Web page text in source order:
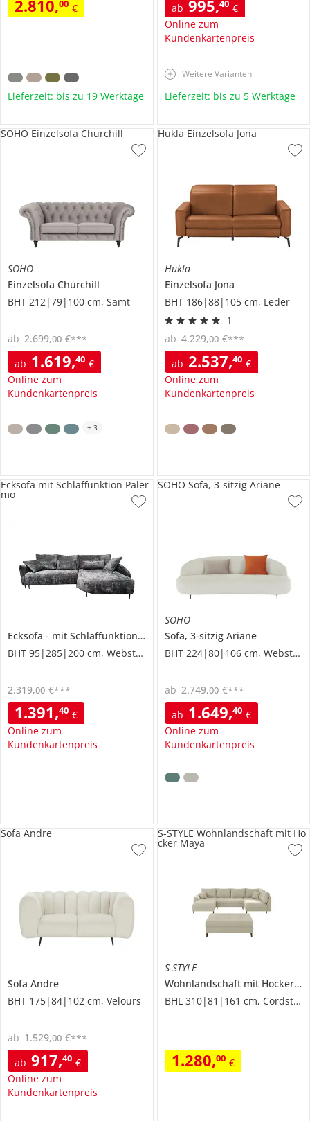
2.810,00 €
Lieferzeit: bis zu 19 Werktage
ab 995,40 €
Online zum
Kundenkartenpreis
Weitere Varianten
Lieferzeit: bis zu 5 Werktage
SOHO
Einzelsofa Churchill
BHT 212|79|100 cm, Samt
ab 1.619,40 €
Online zum
Kundenkartenpreis
ab 2.699,00 €***
SOHO Einzelsofa Churchill
+ 3
Hukla
Einzelsofa Jona
BHT 186|88|105 cm, Leder
1
ab 2.537,40 €
Online zum
Kundenkartenpreis
ab 4.229,00 €***
Hukla Einzelsofa Jona
Ecksofa mit Schlaffunktion
Palermo
BHT 95|285|200 cm, Webstoff
1.391,40 €
Online zum
Kundenkartenpreis
2.319,00 €***
Ecksofa mit Schlaffunktion Paler
mo
SOHO
Sofa, 3-sitzig Ariane
BHT 224|80|106 cm, Webstoff
ab 1.649,40 €
Online zum
Kundenkartenpreis
ab 2.749,00 €***
SOHO Sofa, 3-sitzig Ariane
Sofa Andre
BHT 175|84|102 cm, Velours
ab 917,40 €
Online zum
Kundenkartenpreis
ab 1.529,00 €***
Sofa Andre
S-STYLE
Wohnlandschaft mit Hocker
BHL 310|81|161 cm, Cordstoff
1.280,00 €
S-STYLE Wohnlandschaft mit Ho
cker Maya